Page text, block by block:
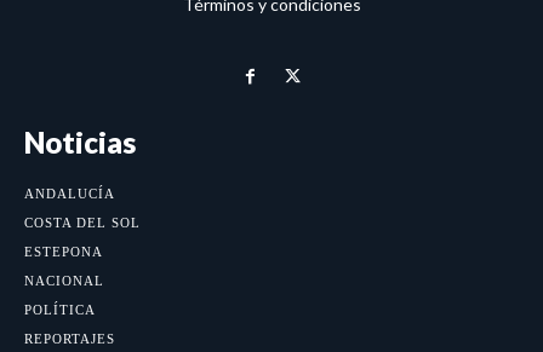
Términos y condiciones
Noticias
ANDALUCÍA
COSTA DEL SOL
ESTEPONA
NACIONAL
POLÍTICA
REPORTAJES